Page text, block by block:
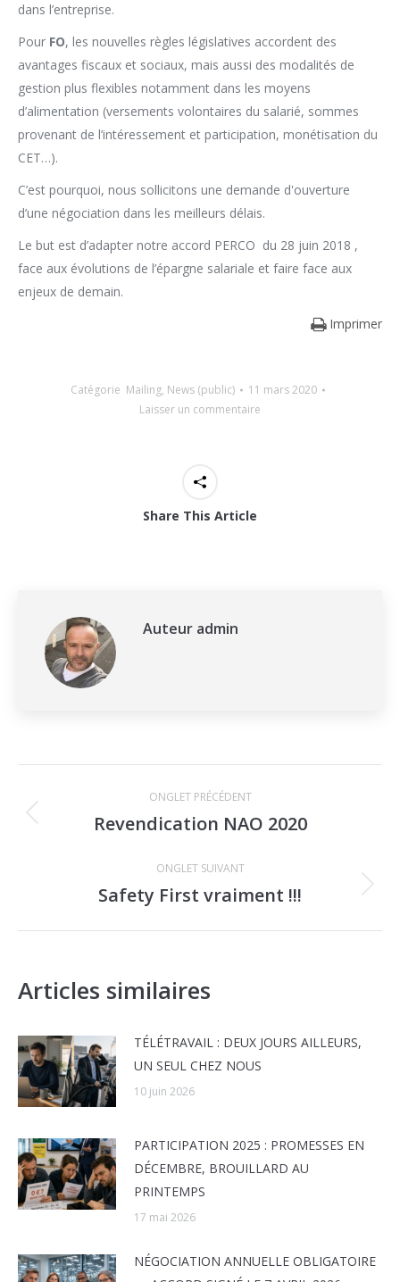
dans l’entreprise.
Pour FO, les nouvelles règles législatives accordent des
avantages fiscaux et sociaux, mais aussi des modalités de
gestion plus flexibles notamment dans les moyens
d’alimentation (versements volontaires du salarié, sommes
provenant de l’intéressement et participation, monétisation du
CET…).
C’est pourquoi, nous sollicitons une demande d'ouverture
d’une négociation dans les meilleurs délais.
Le but est d’adapter notre accord PERCO du 28 juin 2018 ,
face aux évolutions de l’épargne salariale et faire face aux
enjeux de demain.
Imprimer
Catégorie Mailing, News (public)
11 mars 2020
Laisser un commentaire
Share This Article
Auteur admin
Navigation
de
commentaire
ONGLET PRÉCÉDENT
Onglet
Revendication NAO 2020
ONGLET SUIVANT
Onglet
Safety First vraiment !!!
Articles similaires
TÉLÉTRAVAIL : DEUX JOURS AILLEURS,
UN SEUL CHEZ NOUS
10 juin 2026
PARTICIPATION 2025 : PROMESSES EN
DÉCEMBRE, BROUILLARD AU
PRINTEMPS
17 mai 2026
NÉGOCIATION ANNUELLE OBLIGATOIRE